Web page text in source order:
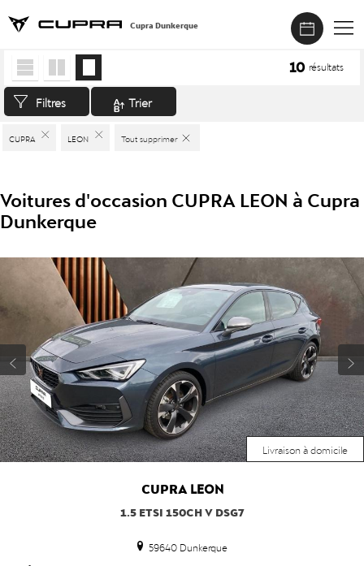
Cupra Dunkerque
Accueil > Véhicules d'occasion
CUPRA LEON Tout supprimer
Filtres Trier
10 résultats
Voitures d'occasion CUPRA LEON à Cupra
Dunkerque
Livraison à domicile
CUPRA LEON
1.5 ETSI 150CH V DSG7
59640 Dunkerque